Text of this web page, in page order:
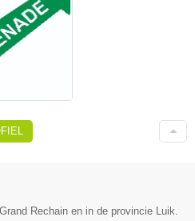
Rechain en in de provincie Luik.